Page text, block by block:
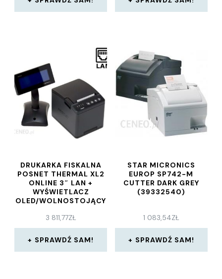
DRUKARKA FISKALNA
POSNET THERMAL XL2
ONLINE 3″ LAN +
WYŚWIETLACZ
OLED/WOLNOSTOJĄCY
3 811,77ZŁ
SPRAWDŹ SAM!
STAR MICRONICS
EUROP SP742-M
CUTTER DARK GREY
(39332540)
1 083,54ZŁ
SPRAWDŹ SAM!